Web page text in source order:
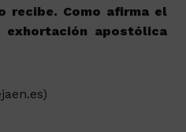
recibe. Como afirma el
exhortación apostólica